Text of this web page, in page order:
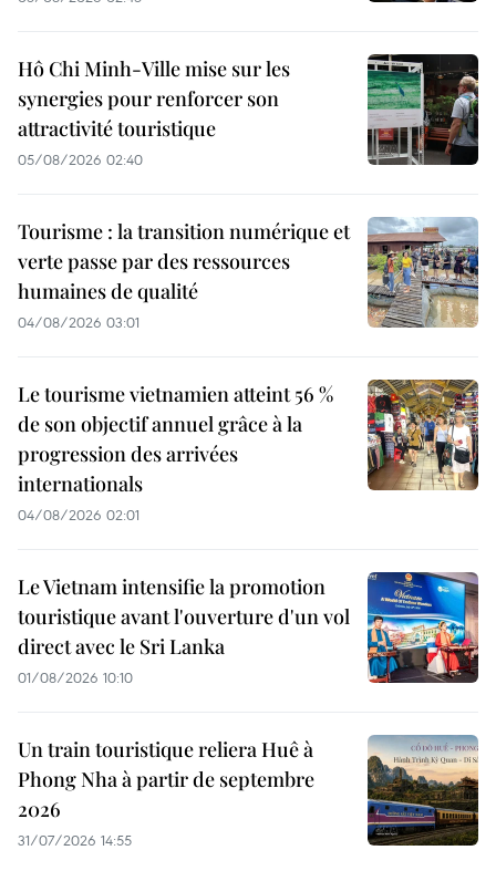
Hô Chi Minh-Ville mise sur les
synergies pour renforcer son
attractivité touristique
05/08/2026 02:40
Tourisme : la transition numérique et
verte passe par des ressources
humaines de qualité
04/08/2026 03:01
Le tourisme vietnamien atteint 56 %
de son objectif annuel grâce à la
progression des arrivées
internationals
04/08/2026 02:01
Le Vietnam intensifie la promotion
touristique avant l'ouverture d'un vol
direct avec le Sri Lanka
01/08/2026 10:10
Un train touristique reliera Huê à
Phong Nha à partir de septembre
2026
31/07/2026 14:55